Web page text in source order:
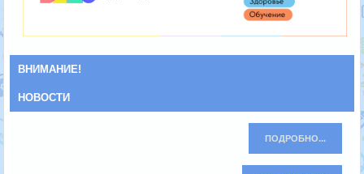
ВНИМАНИЕ!
НОВОСТИ
ПОДРОБНО...